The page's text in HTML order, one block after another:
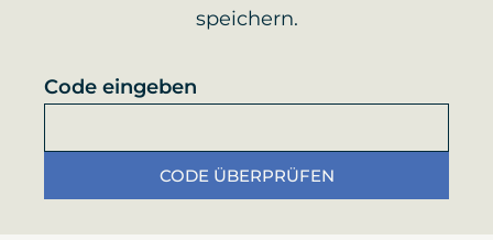
speichern.
Code eingeben
CODE ÜBERPRÜFEN